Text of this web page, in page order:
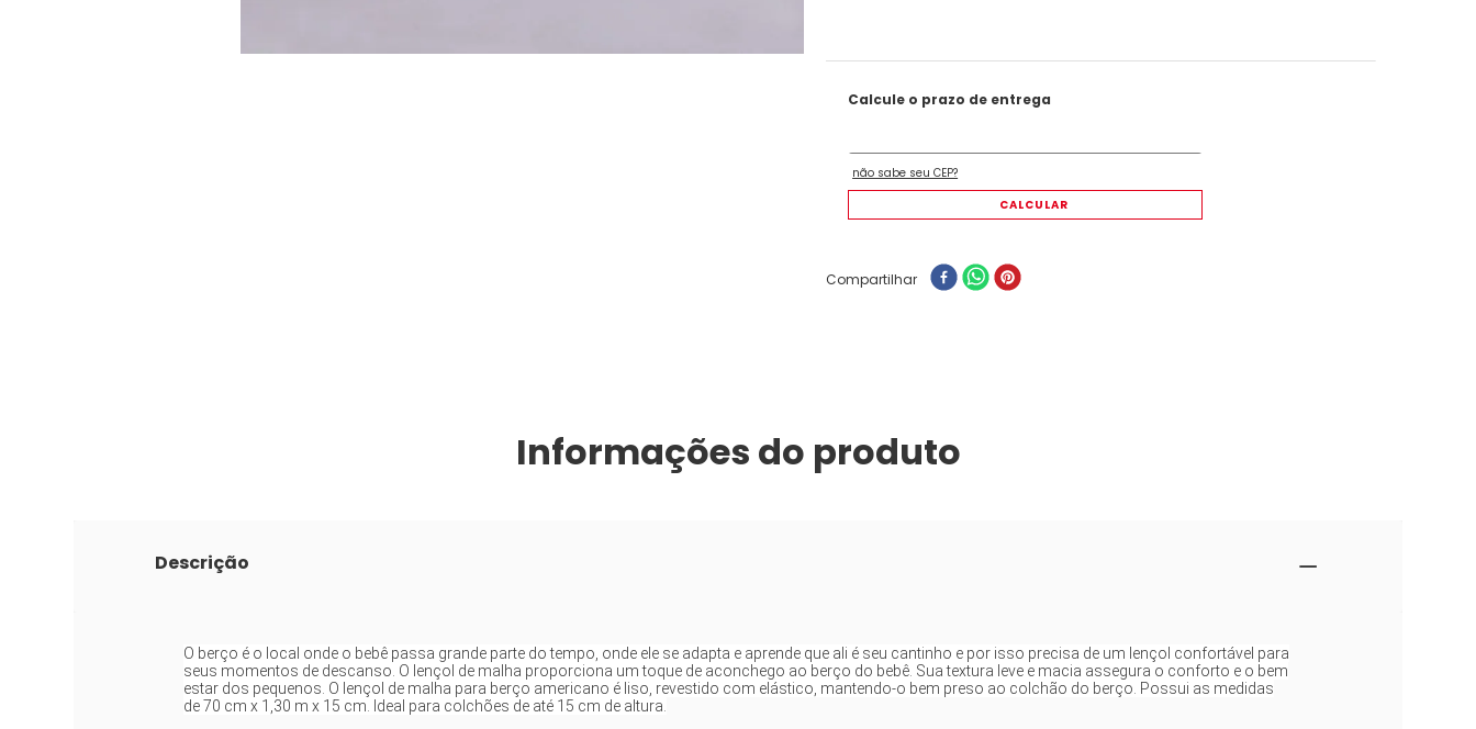
Compartilhar
Informações do produto
Descrição
O berço é o local onde o bebê passa grande parte do tempo, onde ele se adapta e aprende que ali é seu cantinho e por isso precisa de um lençol confortável para
seus momentos de descanso. O lençol de malha proporciona um toque de aconchego ao berço do bebê. Sua textura leve e macia assegura o conforto e o bem
estar dos pequenos. O lençol de malha para berço americano é liso, revestido com elástico, mantendo-o bem preso ao colchão do berço. Possui as medidas
de 70 cm x 1,30 m x 15 cm. Ideal para colchões de até 15 cm de altura.